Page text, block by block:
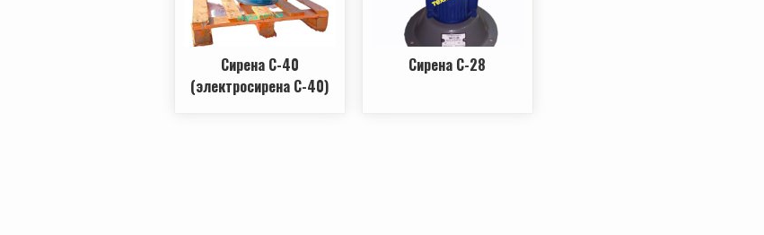
Сирена С-40
(электросирена С-40)
Сирена С-28